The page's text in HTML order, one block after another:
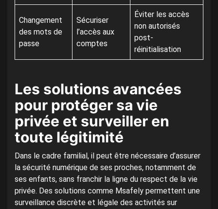
Changement
des mots de
passe
Sécuriser
l’accès aux
comptes
Éviter les accès
non autorisés
post-
réinitialisation
Les solutions avancées
pour protéger sa vie
privée et surveiller en
toute légitimité
Dans le cadre familial, il peut être nécessaire d’assurer
la sécurité numérique de ses proches, notamment de
ses enfants, sans franchir la ligne du respect de la vie
privée. Des solutions comme Msafely permettent une
surveillance discrète et légale des activités sur